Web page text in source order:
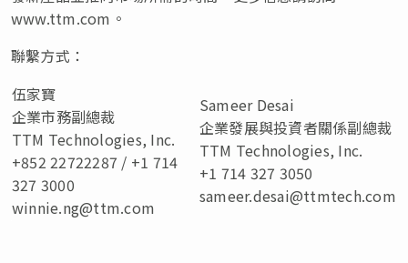
www.ttm.com。
聯繫方式：
伍家寶
企業市務副總裁
TTM Technologies, Inc.
+852 22722287 / +1 714
327 3000
winnie.ng@ttm.com
Sameer Desai
企業發展與投資者關係副總裁
TTM Technologies, Inc.
+1 714 327 3050
sameer.desai@ttmtech.com